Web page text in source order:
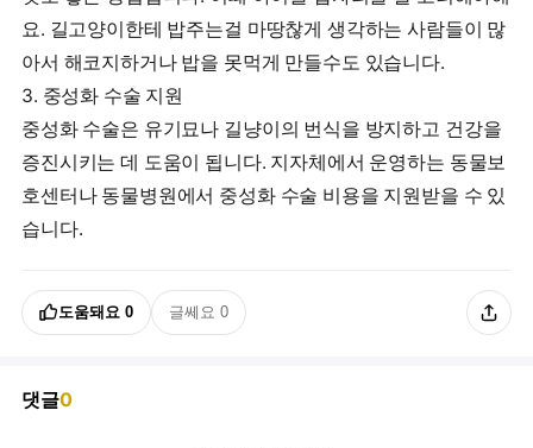
요. 길고양이한테 밥주는걸 마땅찮게 생각하는 사람들이 많
아서 해코지하거나 밥을 못먹게 만들수도 있습니다.
3. 중성화 수술 지원
중성화 수술은 유기묘나 길냥이의 번식을 방지하고 건강을
증진시키는 데 도움이 됩니다. 지자체에서 운영하는 동물보
호센터나 동물병원에서 중성화 수술 비용을 지원받을 수 있
습니다.
도움돼요 0 글쎄요 0
댓글0